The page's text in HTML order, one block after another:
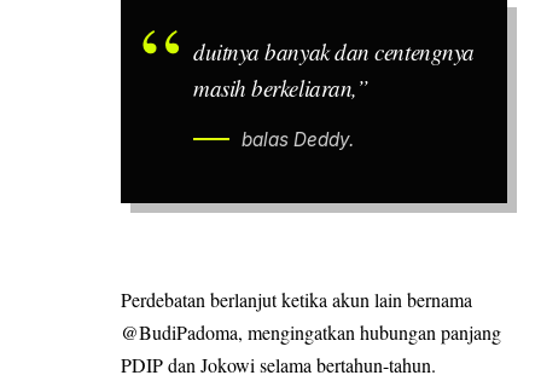
duitnya banyak dan centengnya
masih berkeliaran,”
balas Deddy.
Perdebatan berlanjut ketika akun lain bernama
@BudiPadoma, mengingatkan hubungan panjang
PDIP dan Jokowi selama bertahun-tahun.